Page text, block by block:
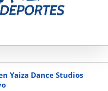
Yaiza Dance Studios